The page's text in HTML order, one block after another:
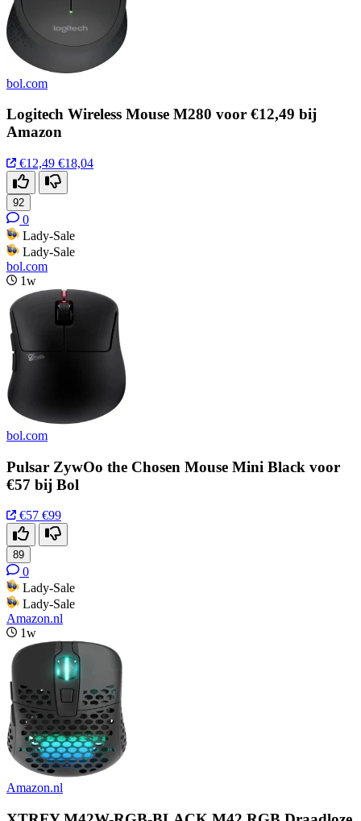
bol.com
Logitech Wireless Mouse M280 voor €12,49 bij
Amazon
€12,49 €18,04
92
0
Lady-Sale
Lady-Sale
bol.com
1w
bol.com
Pulsar ZywOo the Chosen Mouse Mini Black voor
€57 bij Bol
€57 €99
89
0
Lady-Sale
Lady-Sale
Amazon.nl
1w
Amazon.nl